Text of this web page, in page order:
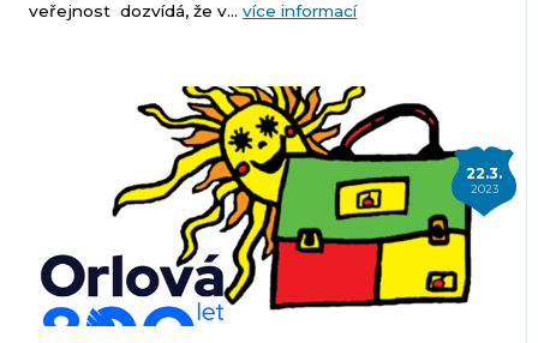
veřejnost dozvídá, že v... více informací
22.3.
2023